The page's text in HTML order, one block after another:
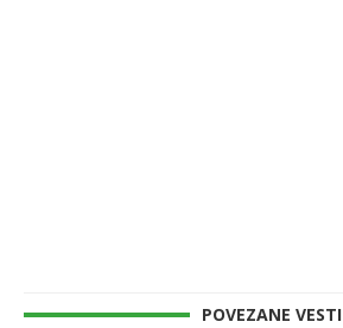
POVEZANE VESTI